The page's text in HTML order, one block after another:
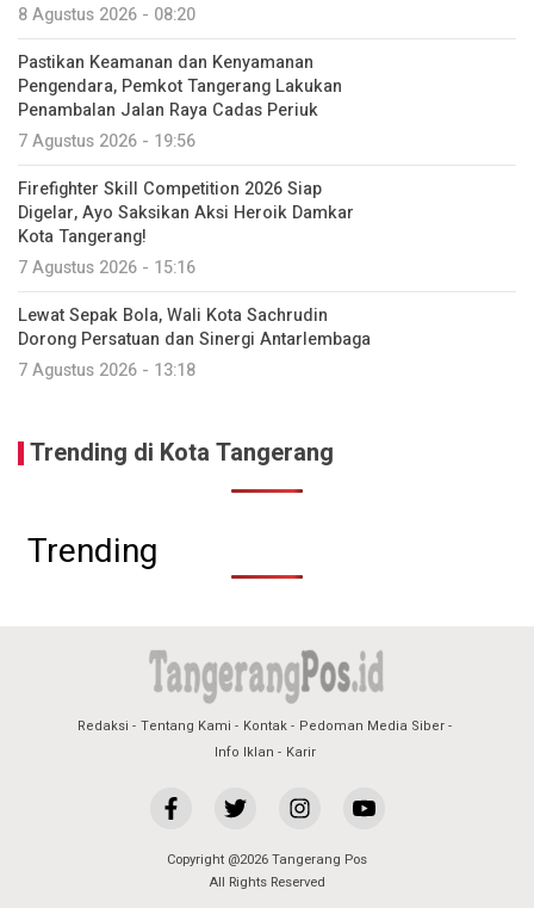
8 Agustus 2026 - 08:20
Pastikan Keamanan dan Kenyamanan
Pengendara, Pemkot Tangerang Lakukan
Penambalan Jalan Raya Cadas Periuk
7 Agustus 2026 - 19:56
Firefighter Skill Competition 2026 Siap
Digelar, Ayo Saksikan Aksi Heroik Damkar
Kota Tangerang!
7 Agustus 2026 - 15:16
Lewat Sepak Bola, Wali Kota Sachrudin
Dorong Persatuan dan Sinergi Antarlembaga
7 Agustus 2026 - 13:18
Trending di Kota Tangerang
Trending
Redaksi Tentang Kami Kontak
Pedoman Media Siber
Info Iklan
Karir
Copyright @2026 Tangerang Pos
All Rights Reserved